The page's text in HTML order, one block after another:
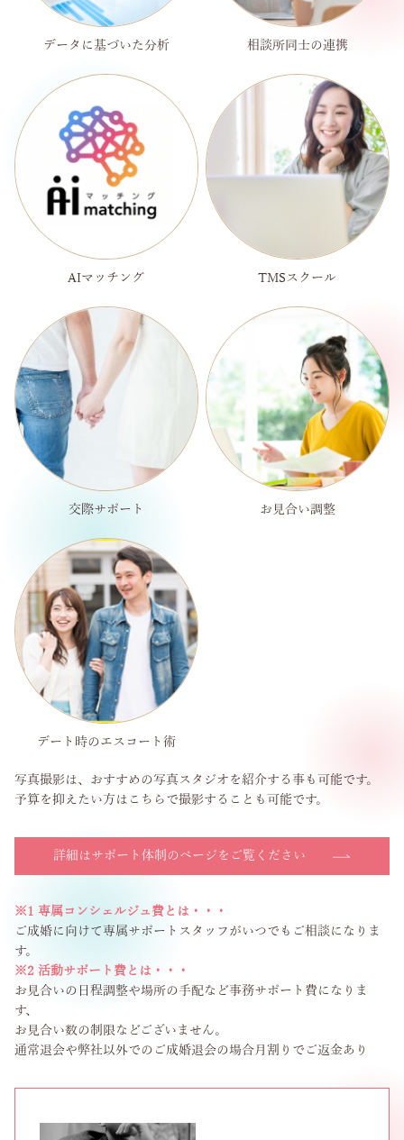
データに基づいた分析 相談所同士の連携
AIマッチング TMSスクール
交際サポート お見合い調整
デート時のエスコート術
写真撮影は、おすすめの写真スタジオを紹介する事も可能です。
予算を抑えたい方はこちらで撮影することも可能です。
詳細はサポート体制のページをご覧ください
※1 専属コンシェルジュ費とは・・・
ご成婚に向けて専属サポートスタッフがいつでもご相談になりま
す。
※2 活動サポート費とは・・・
お見合いの日程調整や場所の手配など事務サポート費になりま
す、
お見合い数の制限などございません。
通常退会や弊社以外でのご成婚退会の場合月割りでご返金あり